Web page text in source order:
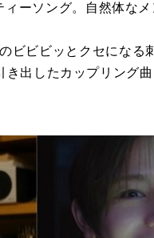
ーソング。⾃然体な
ビビビッとクセになる
出したカップリング